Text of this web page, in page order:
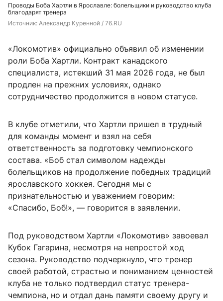
Проводы Боба Хартли в Ярославле: болельщики и руководство клуба
благодарят тренера
Источник: Александр Куренной / 76.RU
«Локомотив» официально объявил об изменении
роли Боба Хартли. Контракт канадского
специалиста, истекший 31 мая 2026 года, не был
продлен на прежних условиях, однако
сотрудничество продолжится в новом статусе.
В клубе отметили, что Хартли пришел в трудный
для команды момент и взял на себя
ответственность за подготовку чемпионского
состава. «Боб стал символом надежды
болельщиков на продолжение победных традиций
ярославского хоккея. Сегодня мы с
признательностью и уважением говорим:
«Спасибо, Боб!», — говорится в заявлении.
Под руководством Хартли «Локомотив» завоевал
Кубок Гагарина, несмотря на непростой ход
сезона. Руководство подчеркнуло, что тренер
своей работой, страстью и пониманием ценностей
клуба не только подтвердил статус тренера-
чемпиона, но и отдал дань памяти своему другу и